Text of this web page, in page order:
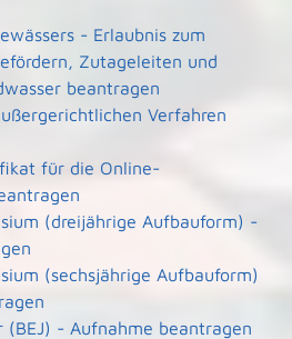
- Erlaubnis zum
Zutageleiten und
beantragen
Verfahren
für die Online-
(dreijährige Aufbauform) -
(sechsjährige Aufbauform)
(BEJ) - Aufnahme beantragen